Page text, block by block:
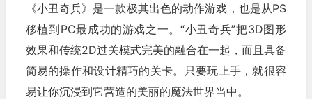
《小丑奇兵》是一款极其出色的动作游戏，也是从PS
移植到PC最成功的游戏之一。“小丑奇兵”把3D图形
效果和传统2D过关模式完美的融合在一起，而且具备
简易的操作和设计精巧的关卡。只要玩上手，就很容
易让你沉浸到它营造的美丽的魔法世界当中。